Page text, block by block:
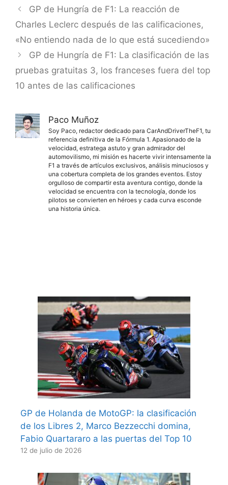
GP de Hungría de F1: La reacción de
Charles Leclerc después de las calificaciones,
«No entiendo nada de lo que está sucediendo»
GP de Hungría de F1: La clasificación de las
pruebas gratuitas 3, los franceses fuera del top
10 antes de las calificaciones
Paco Muñoz
Soy Paco, redactor dedicado para CarAndDriverTheF1, tu
referencia definitiva de la Fórmula 1. Apasionado de la
velocidad, estratega astuto y gran admirador del
automovilismo, mi misión es hacerte vivir intensamente la
F1 a través de artículos exclusivos, análisis minuciosos y
una cobertura completa de los grandes eventos. Estoy
orgulloso de compartir esta aventura contigo, donde la
velocidad se encuentra con la tecnología, donde los
pilotos se convierten en héroes y cada curva esconde
una historia única.
GP de Holanda de MotoGP: la clasificación
de los Libres 2, Marco Bezzecchi domina,
Fabio Quartararo a las puertas del Top 10
12 de julio de 2026